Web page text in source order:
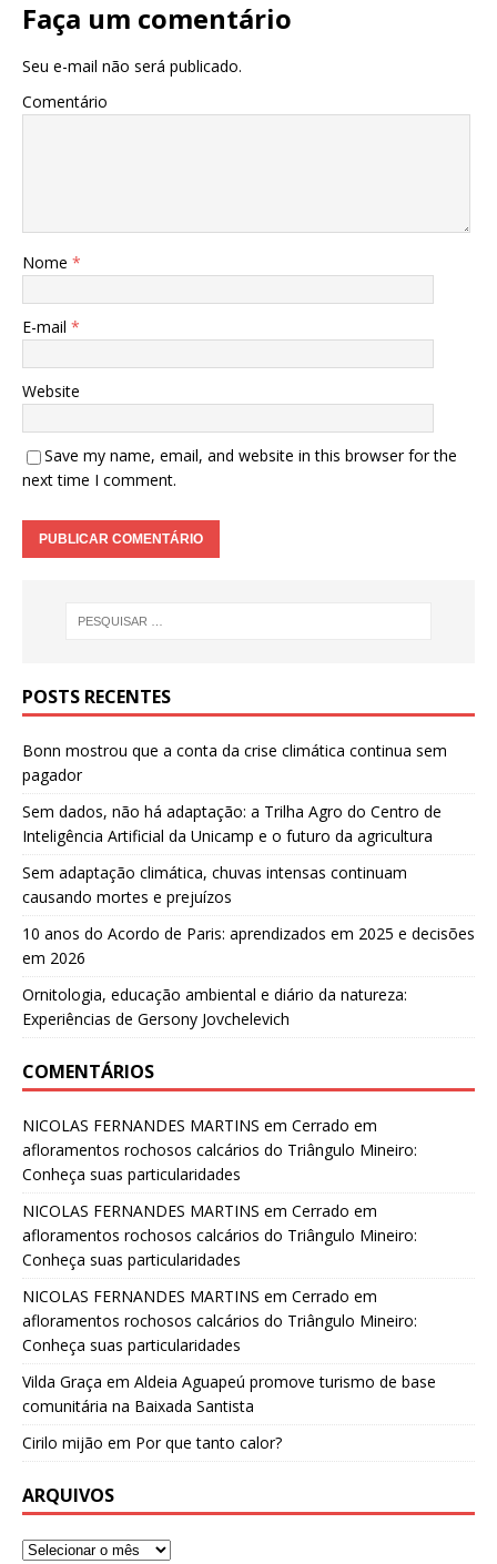
Faça um comentário
Seu e-mail não será publicado.
Comentário
Nome *
E-mail *
Website
Save my name, email, and website in this browser for the
next time I comment.
POSTS RECENTES
Bonn mostrou que a conta da crise climática continua sem
pagador
Sem dados, não há adaptação: a Trilha Agro do Centro de
Inteligência Artificial da Unicamp e o futuro da agricultura
Sem adaptação climática, chuvas intensas continuam
causando mortes e prejuízos
10 anos do Acordo de Paris: aprendizados em 2025 e decisões
em 2026
Ornitologia, educação ambiental e diário da natureza:
Experiências de Gersony Jovchelevich
COMENTÁRIOS
NICOLAS FERNANDES MARTINS em Cerrado em
afloramentos rochosos calcários do Triângulo Mineiro:
Conheça suas particularidades
NICOLAS FERNANDES MARTINS em Cerrado em
afloramentos rochosos calcários do Triângulo Mineiro:
Conheça suas particularidades
NICOLAS FERNANDES MARTINS em Cerrado em
afloramentos rochosos calcários do Triângulo Mineiro:
Conheça suas particularidades
Vilda Graça em Aldeia Aguapeú promove turismo de base
comunitária na Baixada Santista
Cirilo mijão em Por que tanto calor?
ARQUIVOS